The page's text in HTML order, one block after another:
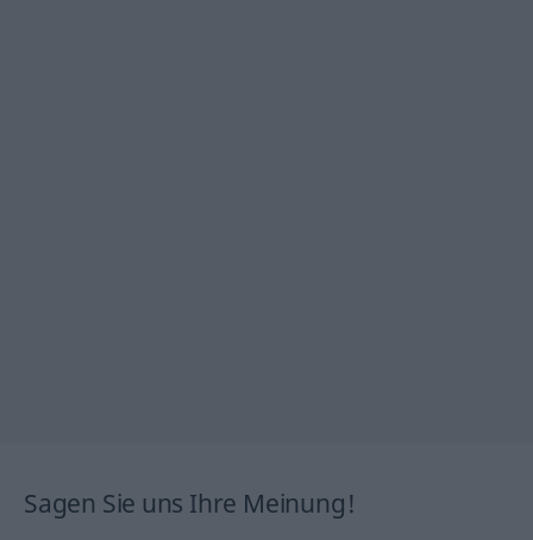
Sagen Sie uns Ihre Meinung!